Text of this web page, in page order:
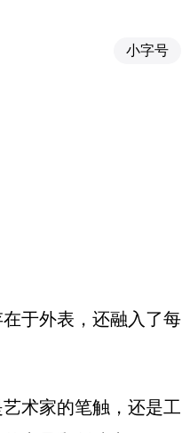
小字号
于外表，还融入了每
术家的笔触，还是工